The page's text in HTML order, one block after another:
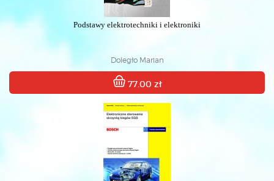
Podstawy elektrotechniki i elektroniki
Doległo Marian
77.00 zł